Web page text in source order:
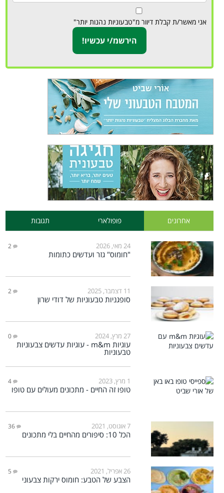
אני מאשר/ת קבלת דיוור מ"טבעוניות נהנות יותר"
אחרונים פופולארי תגובות
24 מאי, 2026 2
"חומוס" גזר ועדשים כתומות
11 דצמבר, 2025 2
סופגניות טבעוניות של דודי שרון
27 מרץ, 2024 0
עוגיות m&m - עוגיות עדשים צבעוניות
טבעוניות
1 מרץ, 2023 4
טופו זה החיים - מתכונים מעולים עם טופו
7 אוגוסט, 2021 36
הכל 10: סיפורים מהחיים בלי מתכונים
26 אפריל, 2021 5
הצבע של הטבע: חומוס ירקות צבעוני